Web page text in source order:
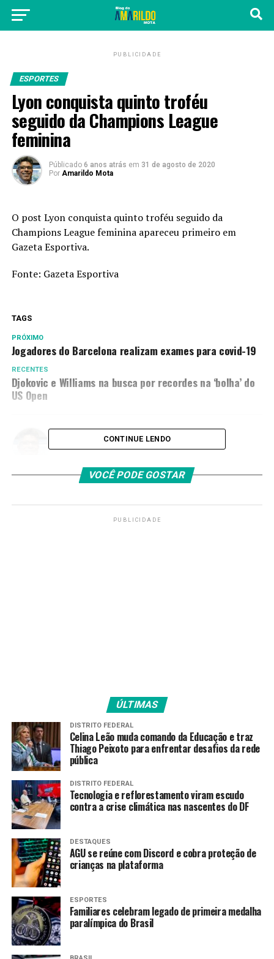
PUBLICIDADE
ESPORTES
Lyon conquista quinto troféu
seguido da Champions League
feminina
Públicado 6 anos atrás em 31 de agosto de 2020
Por Amarildo Mota
O post Lyon conquista quinto troféu seguido da
Champions League femininaapareceu primeiro em
Gazeta Esportiva.
Fonte: Gazeta Esportiva
TAGS
PRÓXIMO
Jogadores do Barcelona realizam exames para covid-19
RECENTES
Djokovic e Williams na busca por recordes na ‘bolha’ do
US Open
Amarildo MotaCONTINUE LENDO
VOCÊ PODE GOSTAR
PUBLICIDADE
ÚLTIMAS
DISTRITO FEDERAL
Celina Leão muda comando da Educação e traz
Thiago Peixoto para enfrentar desafios da rede
pública
DISTRITO FEDERAL
Tecnologia e reflorestamento viram escudo
contra a crise climática nas nascentes do DF
DESTAQUES
AGU se reúne com Discord e cobra proteção de
crianças na plataforma
ESPORTES
Familiares celebram legado de primeira medalha
paralímpica do Brasil